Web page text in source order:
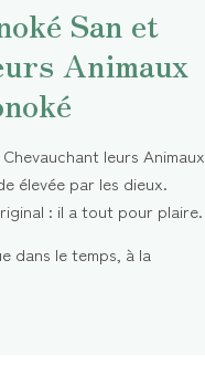
San et
Animaux
leurs Animaux
élevée par les dieux.
: il a tout pour plaire.
dans le temps, à la